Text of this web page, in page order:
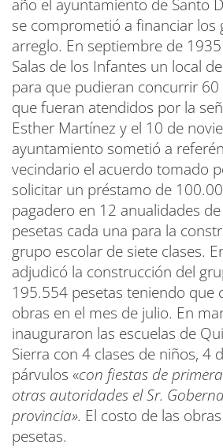
año el ayuntamiento de Santo
se comprometió a financiar los
arreglo. En septiembre de
Salas de los Infantes un local
para que pudieran concurrir
que fueran atendidos por la
Esther Martínez y el 10 de
ayuntamiento sometió a
vecindario el acuerdo tomado
solicitar un préstamo de
pagadero en 12 anualidades
pesetas cada una para la
grupo escolar de siete clases.
adjudicó la construcción del
195.554 pesetas teniendo que
obras en el mes de julio. En
inauguraron las escuelas de
Sierra con 4 clases de niños, 4
párvulos «con fiestas de
otras autoridades el Sr.
provincia». El costo de las
pesetas.